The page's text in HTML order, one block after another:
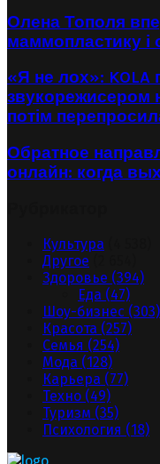
Олена Тополя
маммопластику і
«Я не лох»: KOLA
звукорежисером
потім
Обратное
онлайн: когда
Культура
Другое
Здоровье (394)
Еда (47)
Шоу-бизнес (303)
Красота (257)
Семья (254)
Мода (128)
Карьера (77)
Техно (49)
Туризм (35)
Психология (18)